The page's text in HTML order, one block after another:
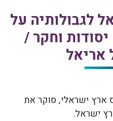
לגבולותיה על
וחקר /
אריאל
ישראלי, סוקר את
ישראל.